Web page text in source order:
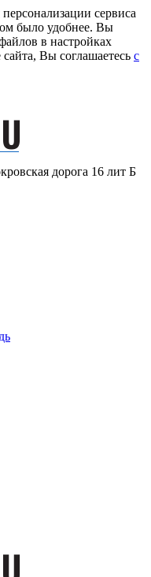
сервиса
было удобнее. Вы
в настройках
Вы соглашаетесь c
дорога 16 лит Б